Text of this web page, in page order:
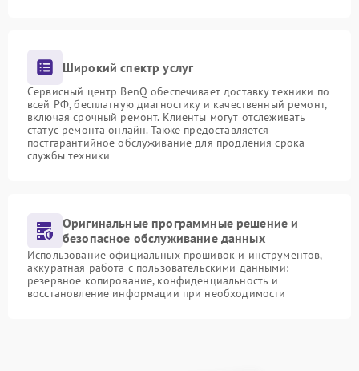
Широкий спектр услуг
Сервисный центр BenQ обеспечивает доставку техники по
всей РФ, бесплатную диагностику и качественный ремонт,
включая срочный ремонт. Клиенты могут отслеживать
статус ремонта онлайн. Также предоставляется
постгарантийное обслуживание для продления срока
службы техники
Оригинальные программные решение и
безопасное обслуживание данных
Использование официальных прошивок и инструментов,
аккуратная работа с пользовательскими данными:
резервное копирование, конфиденциальность и
восстановление информации при необходимости